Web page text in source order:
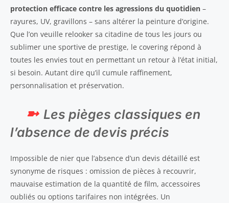
protection efficace contre les agressions du quotidien –
rayures, UV, gravillons – sans altérer la peinture d’origine.
Que l’on veuille relooker sa citadine de tous les jours ou
sublimer une sportive de prestige, le covering répond à
toutes les envies tout en permettant un retour à l’état initial,
si besoin. Autant dire qu’il cumule raffinement,
personnalisation et préservation.
Les pièges classiques en
l’absence de devis précis
Impossible de nier que l’absence d’un devis détaillé est
synonyme de risques : omission de pièces à recouvrir,
mauvaise estimation de la quantité de film, accessoires
oubliés ou options tarifaires non intégrées. Un